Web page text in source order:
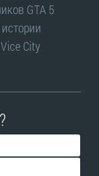
GTA 5
City